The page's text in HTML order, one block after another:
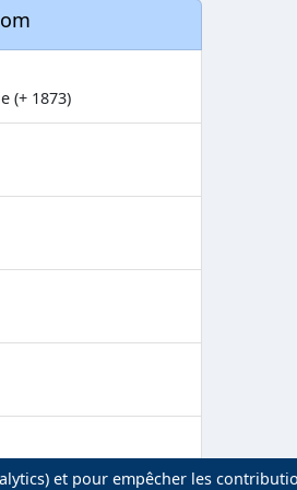
(+ 1873)
et pour empêcher les